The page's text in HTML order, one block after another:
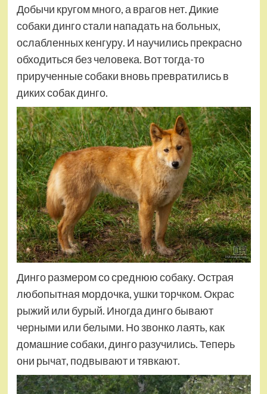
Добычи кругом много, а врагов нет. Дикие
собаки динго стали нападать на больных,
ослабленных кенгуру. И научились прекрасно
обходиться без человека. Вот тогда-то
прирученные собаки вновь превратились в
диких собак динго.
Динго размером со среднюю собаку. Острая
любопытная мордочка, ушки торчком. Окрас
рыжий или бурый. Иногда динго бывают
черными или белыми. Но звонко лаять, как
домашние собаки, динго разучились. Теперь
они рычат, подвывают и тявкают.